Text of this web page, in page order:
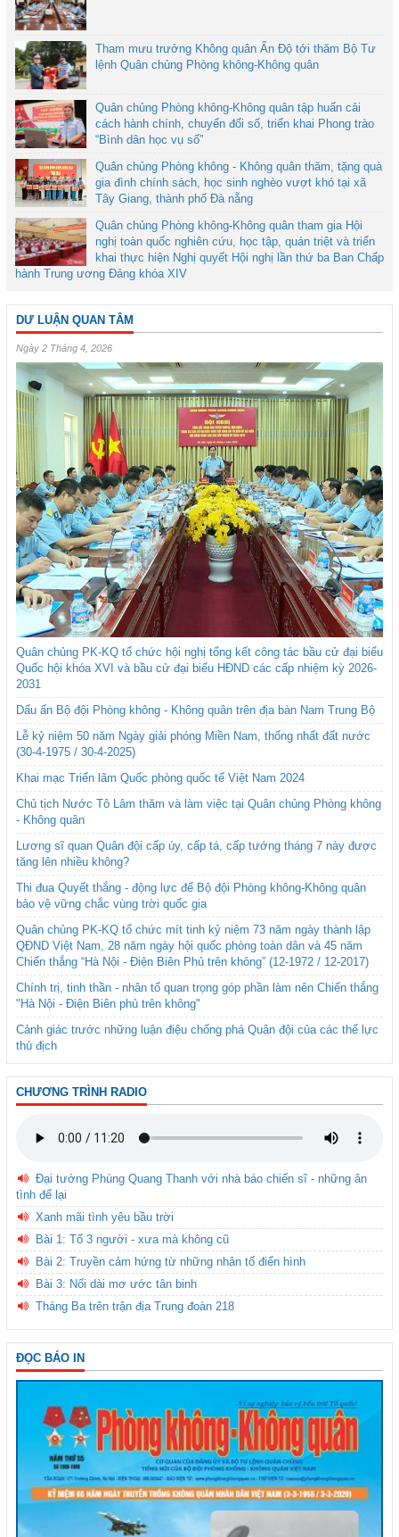
Tham mưu trưởng Không quân Ấn Độ tới thăm Bộ Tư
lệnh Quân chủng Phòng không-Không quân
Quân chủng Phòng không-Không quân tập huấn cải
cách hành chính, chuyển đổi số, triển khai Phong trào
“Bình dân học vụ số”
Quân chủng Phòng không - Không quân thăm, tặng quà
gia đình chính sách, học sinh nghèo vượt khó tại xã
Tây Giang, thành phố Đà nẵng
Quân chủng Phòng không-Không quân tham gia Hội
nghị toàn quốc nghiên cứu, học tập, quán triệt và triển
khai thực hiện Nghị quyết Hội nghị lần thứ ba Ban Chấp
hành Trung ương Đảng khóa XIV
DƯ LUẬN QUAN TÂM
Ngày 2 Tháng 4, 2026
Quân chủng PK-KQ tổ chức hội nghị tổng kết công tác bầu cử đại biểu
Quốc hội khóa XVI và bầu cử đại biểu HĐND các cấp nhiệm kỳ 2026-
2031
Dấu ấn Bộ đội Phòng không - Không quân trên địa bàn Nam Trung Bộ
Lễ kỷ niệm 50 năm Ngày giải phóng Miền Nam, thống nhất đất nước
(30-4-1975 / 30-4-2025)
Khai mạc Triển lãm Quốc phòng quốc tế Việt Nam 2024
Chủ tịch Nước Tô Lâm thăm và làm việc tại Quân chủng Phòng không
- Không quân
Lương sĩ quan Quân đội cấp úy, cấp tá, cấp tướng tháng 7 này được
tăng lên nhiều không?
Thi đua Quyết thắng - động lực để Bộ đội Phòng không-Không quân
bảo vệ vững chắc vùng trời quốc gia
Quân chủng PK-KQ tổ chức mít tinh kỷ niệm 73 năm ngày thành lập
QĐND Việt Nam, 28 năm ngày hội quốc phòng toàn dân và 45 năm
Chiến thắng “Hà Nội - Điện Biên Phủ trên không” (12-1972 / 12-2017)
Chính trị, tinh thần - nhân tố quan trọng góp phần làm nên Chiến thắng
"Hà Nội - Điện Biên phủ trên không"
Cảnh giác trước những luận điệu chống phá Quân đội của các thế lực
thù địch
CHƯƠNG TRÌNH RADIO
Đại tướng Phùng Quang Thanh với nhà báo chiến sĩ - những ân
tình để lại
Xanh mãi tình yêu bầu trời
Bài 1: Tổ 3 người - xưa mà không cũ
Bài 2: Truyền cảm hứng từ những nhân tố điển hình
Bài 3: Nối dài mơ ước tân binh
Tháng Ba trên trận địa Trung đoàn 218
ĐỌC BÁO IN